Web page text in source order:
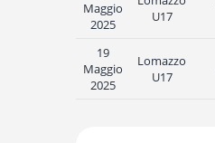
Maggio
2025
U17
19
Maggio
2025
Lomazzo
U17